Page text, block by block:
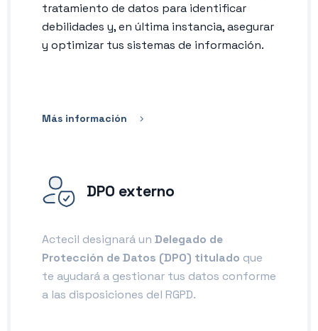
tratamiento de datos para identificar
debilidades y, en última instancia, asegurar
y optimizar tus sistemas de información.
Más información
DPO externo
Actecil designará un Delegado de
Protección de Datos (DPO) titulado que
te ayudará a gestionar tus datos conforme
a las disposiciones del RGPD.